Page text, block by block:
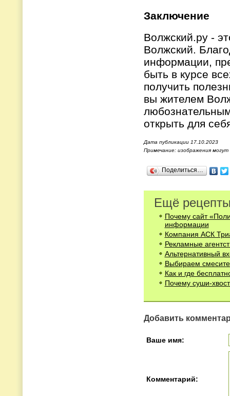
Заключение
Волжский.ру -
Волжский.
информации,
быть в курсе
получить
вы жителем
открыть для
Дата публикации 17.10.2023
Примечание: изображения
Поделиться…
Ещё
Почему сайт
информации
Компания АСК
Рекламные
Альтернативный
Выбираем
Как и где
Почему суши-
Добавить
Ваше имя:
Комментарий: